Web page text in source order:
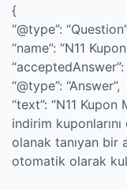
{
“@type”:
“name”: “N11
“@type”: “Answer”,
“text”: “N11
indirim
olanak tanıyan bir
otomatik olarak